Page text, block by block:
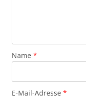
Name *
E-Mail-Adresse *